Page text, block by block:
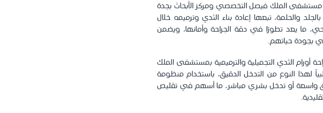
الملك فيصل التخصصي ومركز الأبحاث بجدة
والحلمة، تبعها إعادة بناء الثدي وترميمه خلال
ما يعد تطورًا في دقة الجراحة وأمانها، ويضمن
بجودة حياتهم.
أورام الثدي التجميلية والترميمية بمستشفى الملك
لهذا النوع من التدخل الدقيق، باستخدام منظومة
واسعة أو تدخل بشري مباشر، ما أسهم في تقليص